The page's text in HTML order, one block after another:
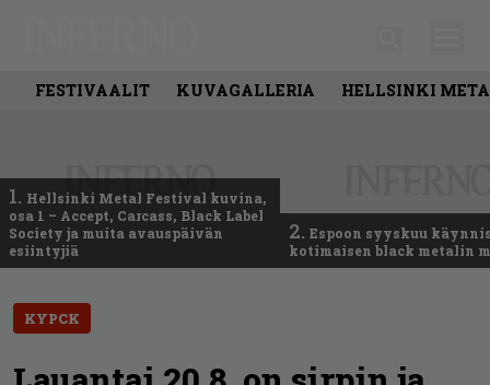
FESTIVAALIT KUVAGALLERIA HELLSINKI
1. Hellsinki Metal Festival kuvina,
osa 1 – Accept, Carcass, Black Label
Society ja muita avauspäivän
esiintyjiä
2. Espoon syyskuu
kotimaisen black metalin
KYPCK